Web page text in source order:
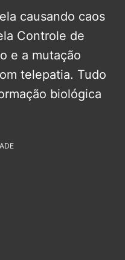
causando caos
Controle de
e a mutação
telepatia. Tudo
biológica